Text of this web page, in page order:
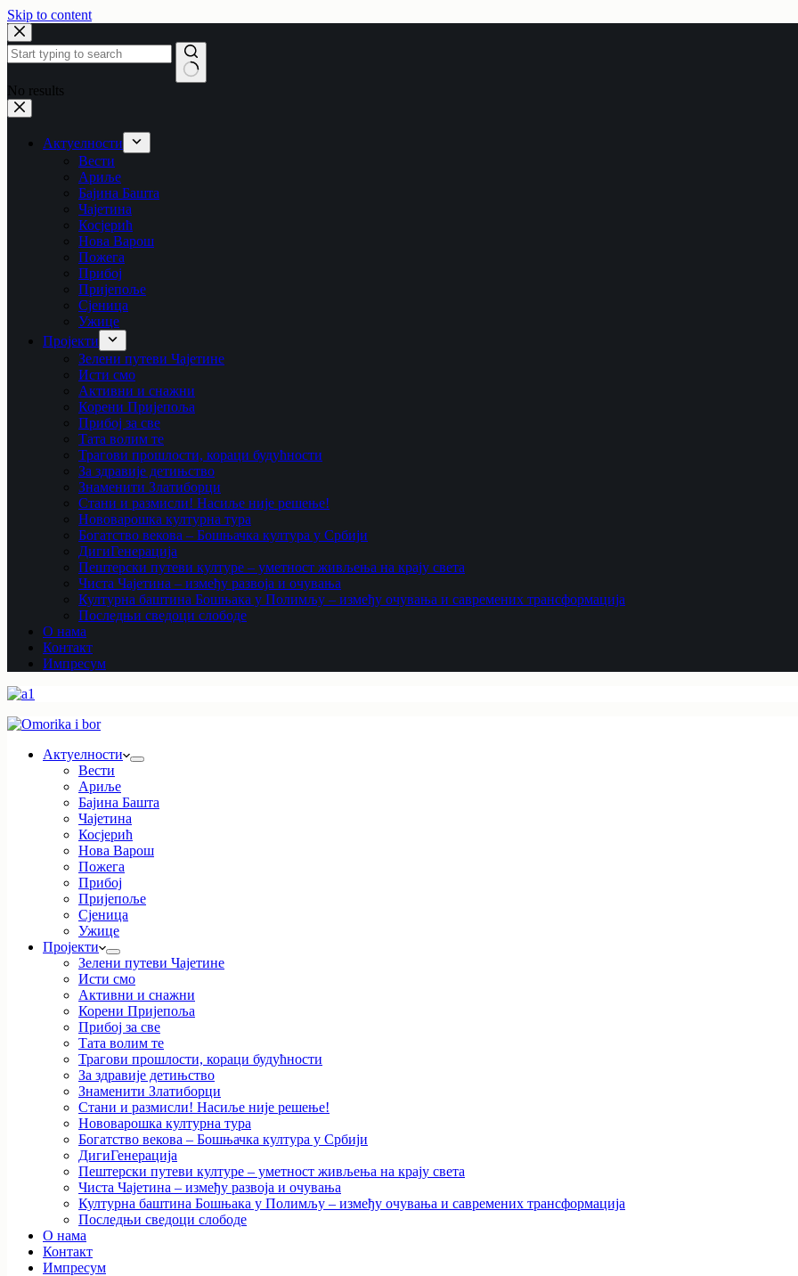
Skip to content
No results
Актуелности
Вести
Ариље
Бајина Башта
Чајетина
Косјерић
Нова Варош
Пожега
Прибој
Пријепоље
Сјеница
Ужице
Пројекти
Зелени путеви Чајетине
Исти смо
Активни и снажни
Корени Пријепоља
Прибој за све
Тата волим те
Трагови прошлости, кораци будућности
За здравије детињство
Знаменити Златиборци
Стани и размисли! Насиље није решење!
Нововарошка културна тура
Богатство векова – Бошњачка култура у Србији
ДигиГенерација
Пештерски путеви културе – уметност живљења на крају света
Чиста Чајетина – између развоја и очувања
Културна баштина Бошњака у Полимљу – између очувања и савремених трансформација
Последњи сведоци слободе
О нама
Контакт
Импресум
Актуелности
Вести
Ариље
Бајина Башта
Чајетина
Косјерић
Нова Варош
Пожега
Прибој
Пријепоље
Сјеница
Ужице
Пројекти
Зелени путеви Чајетине
Исти смо
Активни и снажни
Корени Пријепоља
Прибој за све
Тата волим те
Трагови прошлости, кораци будућности
За здравије детињство
Знаменити Златиборци
Стани и размисли! Насиље није решење!
Нововарошка културна тура
Богатство векова – Бошњачка култура у Србији
ДигиГенерација
Пештерски путеви културе – уметност живљења на крају света
Чиста Чајетина – између развоја и очувања
Културна баштина Бошњака у Полимљу – између очувања и савремених трансформација
Последњи сведоци слободе
О нама
Контакт
Импресум